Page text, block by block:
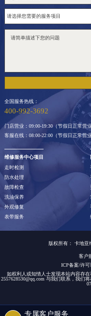
全国服务热线：
400-992-3692
门店营业：09:00-19:30（节假日正常营
客服在线：08:00-22:00（节假日正常营
维修服务中心项目
走时检测
防水处理
故障检查
洗油保养
外观修复
表带服务
版权所有： 卡地亚
客户
ICP备案/许可
如权利人或知情人士发现本站内容存
2557628530@qq.com 与我们联系，我们
专属客户服务